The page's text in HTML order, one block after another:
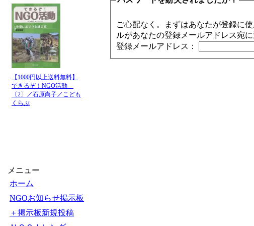
【1000円以上送料無料】
できるぞ！NGO活動
〔2〕／石原尚子／こども
くらぶ
メニュー
ホーム
NGOお知らせ掲示板
＋掲示板新規投稿
ご心配なく。まずはあなたが登録に
ルがあなたの登録メールアドレス宛に
登録メールアドレス：